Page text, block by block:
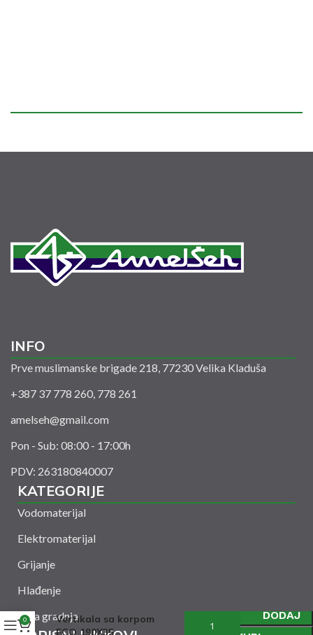
INFO
Prve muslimanske brigade 218, 77230 Velika Kladuša
+387 37 778 260, 778 261
amelseh@gmail.com
Pon - Sub: 08:00 - 17:00h
PDV: 263180840007
KATEGORIJE
Vodomaterijal
Elektromaterijal
Grijanje
Hlađenje
Suha gradnjaVertikala sa korpom
ECO 190X35
DODAJ
0